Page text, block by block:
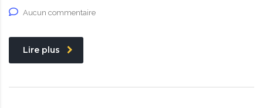
Aucun commentaire
Lire plus